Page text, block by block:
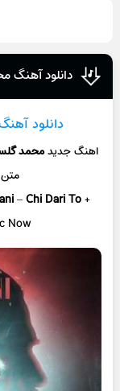
دانلود آهنگ
دانلود
اهنگ جدیدمحمد
متن
–Chi Dari To+
Now